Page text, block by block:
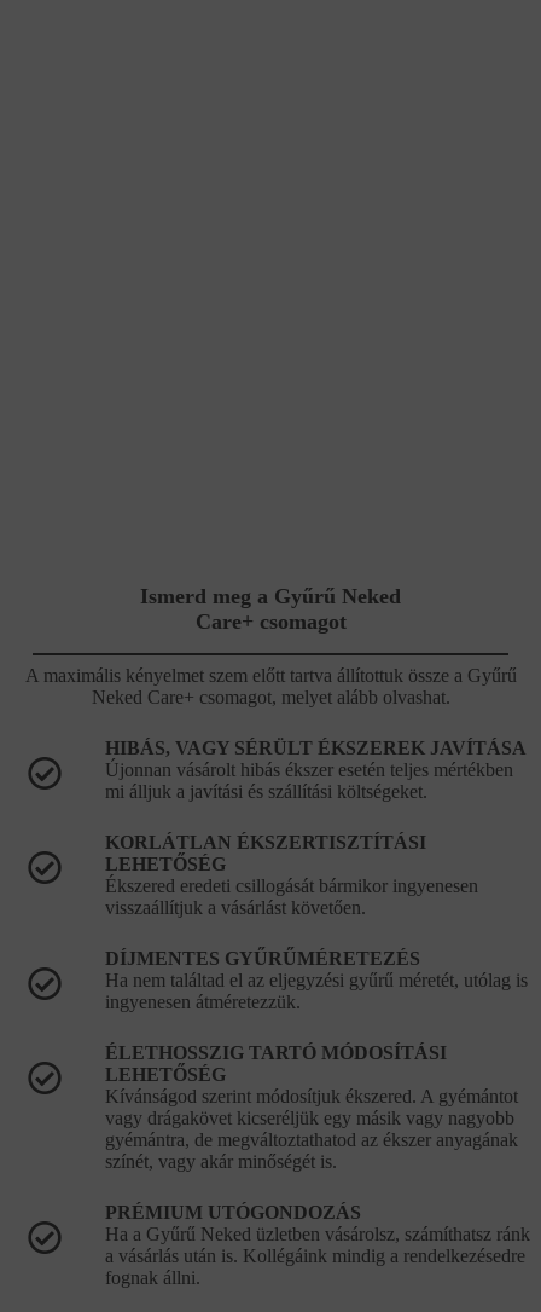
Ismerd meg a Gyűrű Neked
Care+ csomagot
A maximális kényelmet szem előtt tartva állítottuk össze a Gyűrű
Neked Care+ csomagot, melyet alább olvashat.
HIBÁS, VAGY SÉRÜLT ÉKSZEREK JAVÍTÁSA
Újonnan vásárolt hibás ékszer esetén teljes mértékben
mi álljuk a javítási és szállítási költségeket.
KORLÁTLAN ÉKSZERTISZTÍTÁSI
LEHETŐSÉG
Ékszered eredeti csillogását bármikor ingyenesen
visszaállítjuk a vásárlást követően.
DÍJMENTES GYŰRŰMÉRETEZÉS
Ha nem találtad el az eljegyzési gyűrű méretét, utólag is
ingyenesen átméretezzük.
ÉLETHOSSZIG TARTÓ MÓDOSÍTÁSI
LEHETŐSÉG
Kívánságod szerint módosítjuk ékszered. A gyémántot
vagy drágakövet kicseréljük egy másik vagy nagyobb
gyémántra, de megváltoztathatod az ékszer anyagának
színét, vagy akár minőségét is.
PRÉMIUM UTÓGONDOZÁS
Ha a Gyűrű Neked üzletben vásárolsz, számíthatsz ránk
a vásárlás után is. Kollégáink mindig a rendelkezésedre
fognak állni.